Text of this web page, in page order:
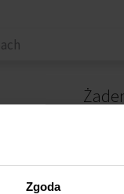
Zgoda